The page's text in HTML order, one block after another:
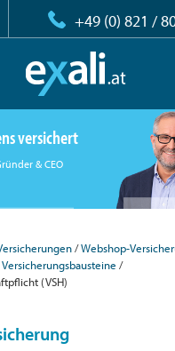
+49 (0) 821 /
versichert
& CEO
Webshop-
Versicherungsbausteine
(VSH)